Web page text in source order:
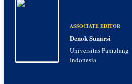
ASSOCIATE EDITOR
Denok Sunarsi
Universitas Pamulang
Indonesia